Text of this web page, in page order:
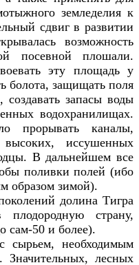
земледелия к
сдвиг в развитии
возможность
посевной плошали.
эту площадь у
болота, защищать поля
запасы воды
водохранилищах.
прорывать каналы,
иссушенных
В дальнейшем все
поливки полей (ибо
образом зимой).
долина Тигра
страну,
сам-50 и более).
сырьем, необходимым
Значительных, лесных